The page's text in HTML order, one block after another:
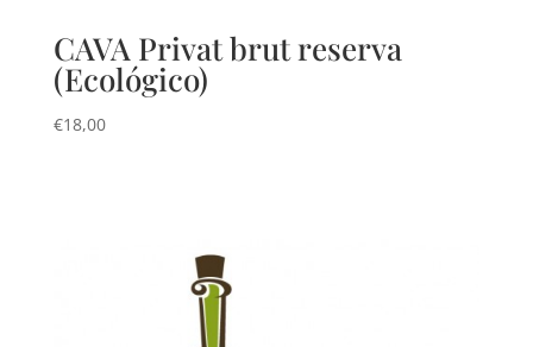
CAVA Privat brut reserva
(Ecológico)
€18,00